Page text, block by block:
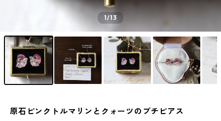
1/13
原石ピンクトルマリンとクォーツのプチピアス